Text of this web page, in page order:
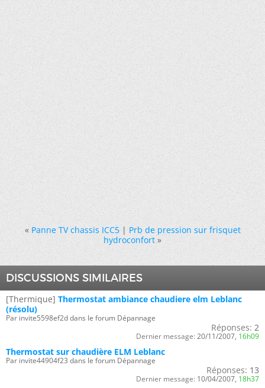
« Panne TV chassis ICC5|Prb de pression sur frisquet
hydroconfort »
DISCUSSIONS SIMILAIRES
[Thermique] Thermostat ambiance chaudiere elm Leblanc
(résolu)
Par invite5598ef2d dans le forum Dépannage
Réponses: 2
Dernier message: 20/11/2007, 16h09
Thermostat sur chaudière ELM Leblanc
Par invite44904f23 dans le forum Dépannage
Réponses: 13
Dernier message: 10/04/2007, 18h37